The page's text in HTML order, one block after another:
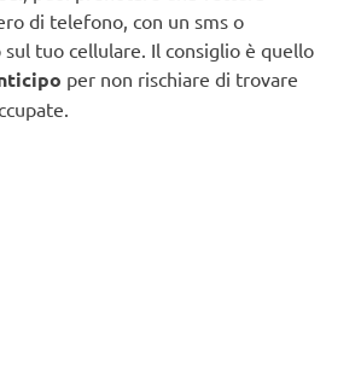
di telefono, con un sms o
sul tuo cellulare. Il consiglio è quello
per non rischiare di trovare